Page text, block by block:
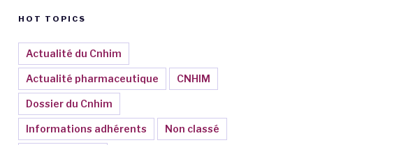
HOT TOPICS
Actualité du Cnhim
Actualité pharmaceutique CNHIM
Dossier du Cnhim
Informations adhérents Non classé